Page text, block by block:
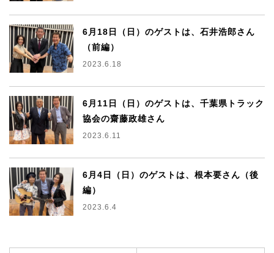
6月18日（日）のゲストは、石井浩郎さん
（前編）
2023.6.18
6月11日（日）のゲストは、千葉県トラック
協会の齋藤政雄さん
2023.6.11
6月4日（日）のゲストは、根本要さん（後
編）
2023.6.4